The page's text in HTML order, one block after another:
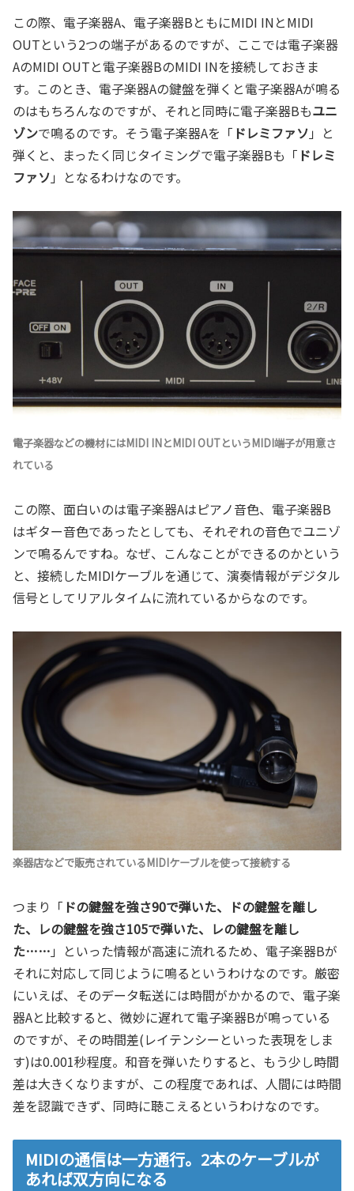
この際、電子楽器A、電子楽器BともにMIDI INとMIDI
OUTという2つの端子があるのですが、ここでは電子楽器
AのMIDI OUTと電子楽器BのMIDI INを接続しておきま
す。このとき、電子楽器Aの鍵盤を弾くと電子楽器Aが鳴る
のはもちろんなのですが、それと同時に電子楽器Bもユニ
ゾンで鳴るのです。そう電子楽器Aを「 ドレミファソ 」と
弾くと、まったく同じタイミングで電子楽器Bも「 ドレミ
ファソ 」となるわけなのです。
電子楽器などの機材にはMIDI INとMIDI OUTというMIDI端子が用意さ
れている
この際、面白いのは電子楽器Aはピアノ音色、電子楽器B
はギター音色であったとしても、それぞれの音色でユニゾ
ンで鳴るんですね。なぜ、こんなことができるのかという
と、接続したMIDIケーブルを通じて、演奏情報がデジタル
信号としてリアルタイムに流れているからなのです。
楽器店などで販売されているMIDIケーブルを使って接続する
つまり「 ドの鍵盤を強さ90で弾いた、ドの鍵盤を離し
た、レの鍵盤を強さ105で弾いた、レの鍵盤を離し
た…… 」といった情報が高速に流れるため、電子楽器Bが
それに対応して同じように鳴るというわけなのです。厳密
にいえば、そのデータ転送には時間がかかるので、電子楽
器Aと比較すると、微妙に遅れて電子楽器Bが鳴っている
のですが、その時間差(レイテンシーといった表現をしま
す)は0.001秒程度。和音を弾いたりすると、もう少し時間
差は大きくなりますが、この程度であれば、人間には時間
差を認識できず、同時に聴こえるというわけなのです。
MIDIの通信は一方通行。2本のケーブルが
あれば双方向になる